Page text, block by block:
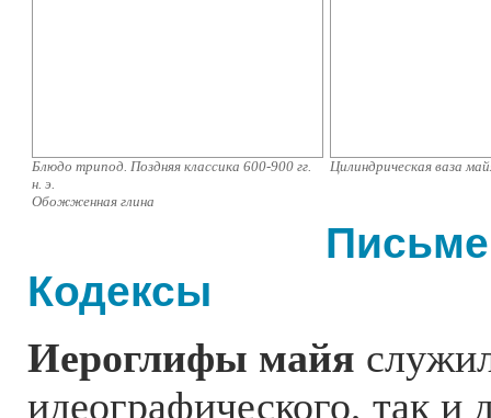
Блюдо трипод. Поздняя классика 600-900 гг.
н. э.
Обожженная глина
Цилиндрическая ваза
Кодексы
Иероглифы майя
идеографического, так и